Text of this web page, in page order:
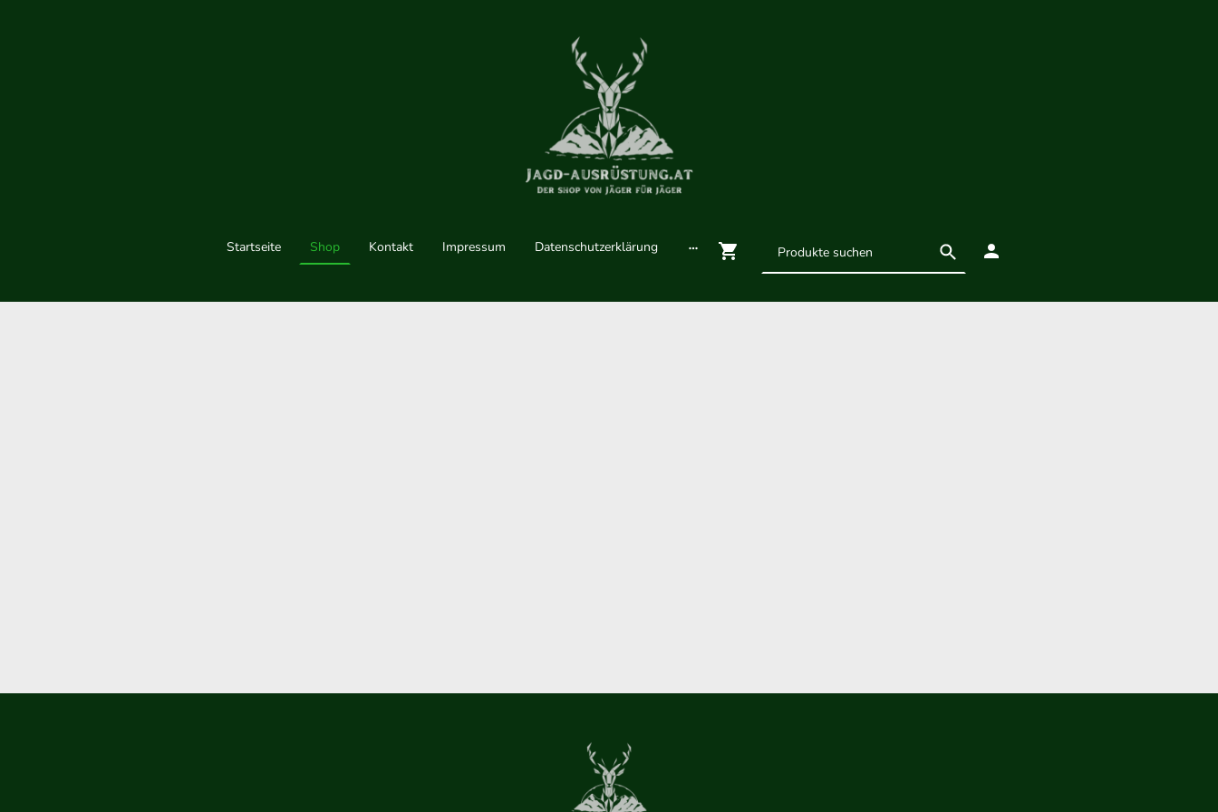
Startseite Shop Kontakt Impressum Datenschutzerklärung